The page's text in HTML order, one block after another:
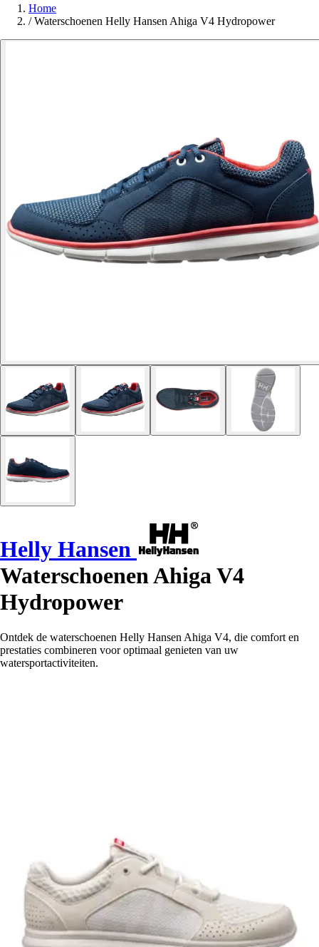
Home
/ Waterschoenen Helly Hansen Ahiga V4 Hydropower
Helly Hansen
Waterschoenen Ahiga V4
Hydropower
Ontdek de waterschoenen Helly Hansen Ahiga V4, die comfort en
prestaties combineren voor optimaal genieten van uw
watersportactiviteiten.